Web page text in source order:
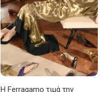
Η Ferragamo τιμά την